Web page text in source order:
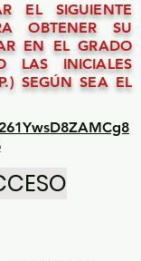
EL SIGUIENTE
OBTENER SU
EN EL GRADO
LAS INICIALES
SEGÚN SEA EL